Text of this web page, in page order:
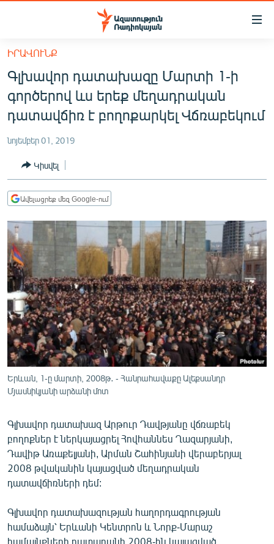
Մատչելիության
հիմնական
բովանդակությանը
հիմնական
մենյուին
ՀԱՅԱՍՏԱՆ
ՔԱՂԱՔԱԿԱՆ
ՀԱՍԱՐԱԿՈՒԹՅՈՒՆ
ՏՆՏԵՍՈՒԹՅՈՒՆ
ՂԱՐԱԲԱՂ
ՊԱՏԵՐԱԶՄԻ 6 ՇԱԲԱԹՆԵՐԸ
ՏԱՐԱԾԱՇՐՋԱՆ
ՄԻՋԱԶԳԱՅԻՆ
ՄՇԱԿՈՒՅԹ
ՍՊՈՐՏ
ՄԵԿՆԱԲԱՆՈՒԹՅՈՒՆ
ԿՈՐՈՆԱՎԻՐՈՒՍ
ՏԵՍԱՆՅՈՒԹԵՐ
ԲԱՆԱՎԵՃ
ՁԳՏԵԼՈՎ ԼԱՎԱԳՈՒՅՆԻՆ
Հայերեն
ԻՐԱՎՈՒՆՔ
Գլխավոր դատախազը Մարտի 1-ի
գործերով ևս երեք մեղադրական
դատավճիռ է բողոքարկել Վճռաբեկում
նոյեմբեր 01, 2019
Կիսվել
Ավելացրեք մեզ Google-ում
Երևան, 1-ը մարտի, 2008թ․ - Հանրահավաքը Ալեքսանդր
Մյասնիկյանի արձանի մոտ
Գլխավոր դատախազ Արթուր Դավթյանը վճռաբեկ
բողոքներ է ներկայացրել Հովհաննես Ղազարյանի,
Դավիթ Առաքելյանի, Արման Շահինյանի վերաբերյալ
2008 թվականին կայացված մեղադրական
դատավճիռների դեմ:
Գլխավոր դատախազության հաղորդագրության
համաձայն՝ Երևանի Կենտրոն և Նորք-Մարաշ
համայնքների դատարանի 2008-ին կայացված